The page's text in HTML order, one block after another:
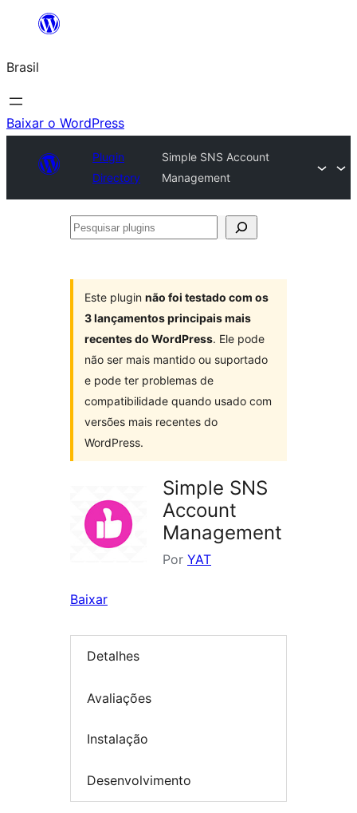
o
conteúdo
Brasil
Baixar o WordPress
Plugin
Directory
Simple SNS Account
Management
Pesquisar
Este plugin não foi testado com os
3 lançamentos principais mais
recentes do WordPress. Ele pode
não ser mais mantido ou suportado
e pode ter problemas de
compatibilidade quando usado com
versões mais recentes do
WordPress.
Simple SNS
Account
Management
Por YAT
Baixar
Detalhes
Avaliações
Instalação
Desenvolvimento